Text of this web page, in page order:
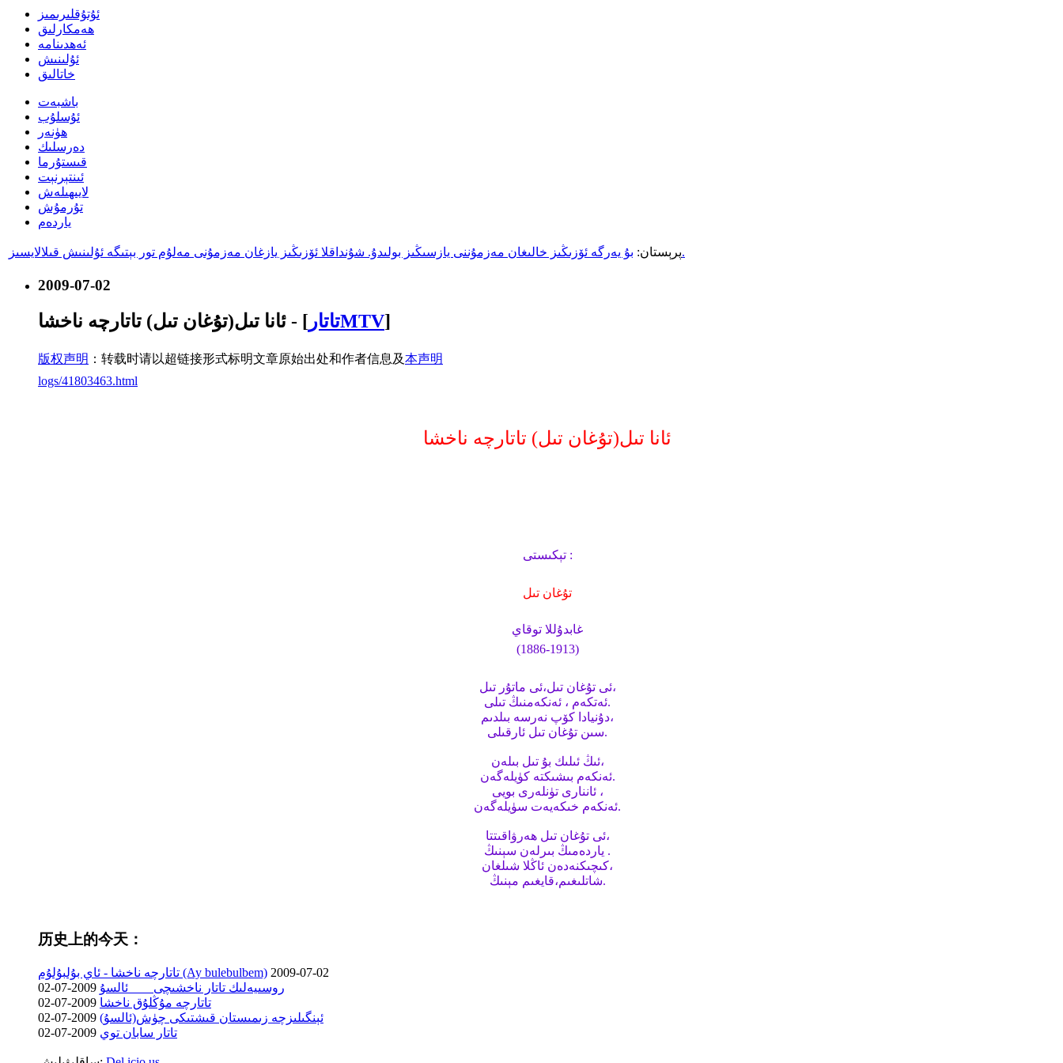
ئۇتۇقلىرىمىز
ھەمكارلىق
ئەھدىنامە
ئۇلىنىش
خاتالىق
باشبەت
ئۇسلۇب
ھۈنەر
دەرسلىك
قىستۇرما
ئىنتېرنېت
لايىھىلەش
تۇرمۇش
ياردەم
پرېستان:بۇ يەرگە ئۆزىڭىز خالىغان مەزمۇننى يازسىڭىز بولىدۇ. شۇنداقلا ئۆزىڭىز يازغان مەزمۇنى مەلۇم تور بېتىگە ئۇلىنىش قىلالايسىز.
2009-07-02
ئانا تىل(تۇغان تىل) تاتارچە ناخشا - [ تاتارMTV]
版权声明 ：转载时请以超链接形式标明文章原始出处和作者信息及本声明
logs/41803463.html
ئانا تىل(تۇغان تىل) تاتارچە ناخشا
تېكىستى :
تۇغان تىل
غابدۇللا توقاي
(1886-1913)
ئى تۇغان تىل،ئى ماتۇر تىل،
ئەتكەم ، ئەنكەمنىڭ تىلى.
دۇنيادا كۆپ نەرسە بىلدىم،
سىن تۇغان تىل ئارقىلى.
ئىڭ ئىلىك بۇ تىل بىلەن،
ئەنكەم بىشىكتە كۈيلەگەن.
ئاننارى تۈنلەرى بويى ،
ئەنكەم خىكەيەت سۈيلەگەن.
ئى تۇغان تىل ھەرۋاقىتتا،
ياردەمىڭ بىرلەن سېنىڭ .
كىچىكنەدەن ئاڭلا شىلغان،
شاتلىغىم،قايغىم مېنىڭ.
历史上的今天：
تاتارچە ناخشا - ئاي بۇلبۇلۇم (Ay bulebulbem) 2009-07-02
روسىيەلىك تاتار ناخشىچى ___ ئالسۇ
تاتارچە مۇڭلۇق ناخشا
ئېنگىلىزچە زىمىستان قىشتىكى چۈش(ئالسۇ)
تاتار سابان توي